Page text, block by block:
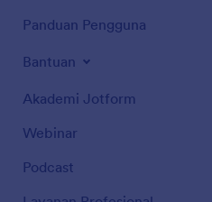
Panduan Pengguna
Bantuan
Akademi Jotform
Webinar
Podcast